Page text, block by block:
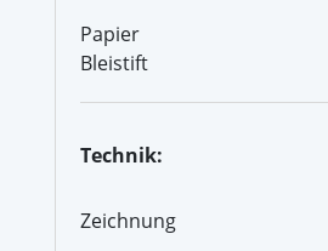
Papier
Bleistift
Technik:
Zeichnung